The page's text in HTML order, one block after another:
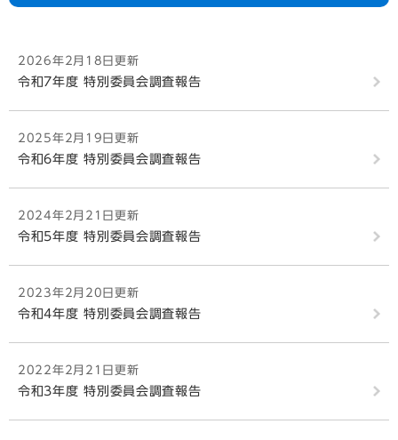
2026年2月18日更新
令和7年度 特別委員会調査報告
2025年2月19日更新
令和6年度 特別委員会調査報告
2024年2月21日更新
令和5年度 特別委員会調査報告
2023年2月20日更新
令和4年度 特別委員会調査報告
2022年2月21日更新
令和3年度 特別委員会調査報告